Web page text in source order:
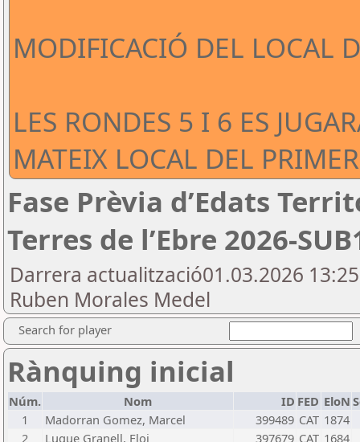
MODIFICACIÓ DEL LOCAL
LES RONDES 5 I 6 ES
MATEIX LOCAL DEL
Fase Prèvia d’Edats
Terres de l’Ebre 2026-
Darrera actualització01.03.2026
Ruben Morales Medel
Search for player
Rànquing inicial
Núm. Nom ID FED EloN
1
Madorran Gomez, Marcel 399489 CAT 1874
2
Luque Granell, Eloi 397679 CAT 1684